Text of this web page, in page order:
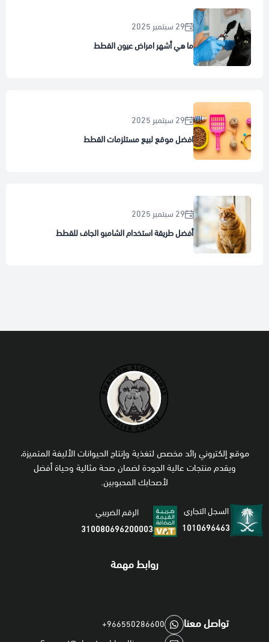
29 سبتمبر 2025
ما هي أشهر امراض عيون القطط
29 سبتمبر 2025
افضل موقع لبيع مستلزمات القطط
29 سبتمبر 2025
أفضل طريقة استخدام الشامبو الجاف للقطط
موقع إلكتروني رائد مخصص لتغذية وإنتاج الحيوانات الأليفة المتميزة،
ويقدم منتجات عالية الجودة لضمان صحة مثالية وحياة أفضل
لأصحابك المحبوبين.
السجل التجاري
1010696463
الرقم الضريبي
310080696200003
روابط مهمة
تواصل معنا
+966550286600